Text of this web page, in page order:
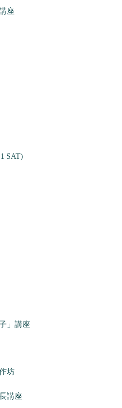
座
SAT)
」講座
坊
講座